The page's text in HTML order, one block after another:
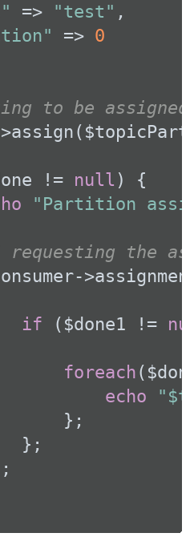
=> "test" ,
=> 0
to be
!= null ) {
"Partition
the
if ($done1 !=
foreach
echo
};
};